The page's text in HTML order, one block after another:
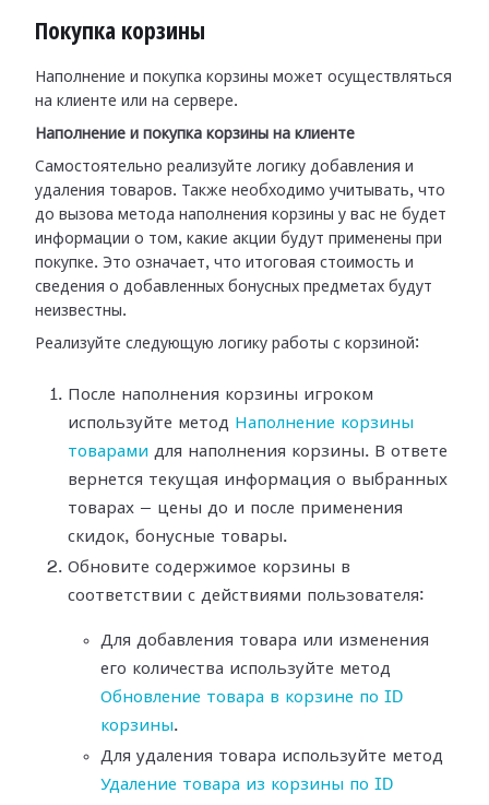
Покупка корзины
Наполнение и покупка корзины может осуществляться
на клиенте или на сервере.
Наполнение и покупка корзины на клиенте
Самостоятельно реализуйте логику добавления и
удаления товаров. Также необходимо учитывать, что
до вызова метода наполнения корзины у вас не будет
информации о том, какие акции будут применены при
покупке. Это означает, что итоговая стоимость и
сведения о добавленных бонусных предметах будут
неизвестны.
Реализуйте следующую логику работы с корзиной:
После наполнения корзины игроком
используйте метод Наполнение корзины
товарами для наполнения корзины. В ответе
вернется текущая информация о выбранных
товарах — цены до и после применения
скидок, бонусные товары.
Обновите содержимое корзины в
соответствии с действиями пользователя:
Для добавления товара или изменения
его количества используйте метод
Обновление товара в корзине по ID
корзины.
Для удаления товара используйте метод
Удаление товара из корзины по ID